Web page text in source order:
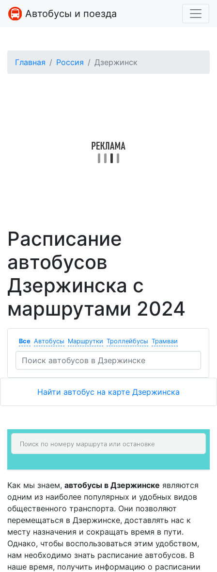
Автобусы и поезда
Главная Россия Дзержинск
Расписание
автобусов
Дзержинска с
маршрутами 2024
Все Автобусы Маршрутки Троллейбусы Трамваи
Найти автобус на карте Дзержинска
Как мы знаем, автобусы в Дзержинске являются
одним из наиболее популярных и удобных видов
общественного транспорта. Они позволяют
перемещаться в Дзержинске, доставлять нас к
месту назначения и сокращать время в пути.
Однако, чтобы воспользоваться этим удобством,
нам необходимо знать расписание автобусов. В
наше время, получить информацию о расписании